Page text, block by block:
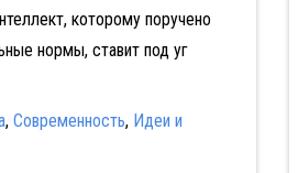
которому поручено
нормы, ставит под уг
, Современность, Идеи и